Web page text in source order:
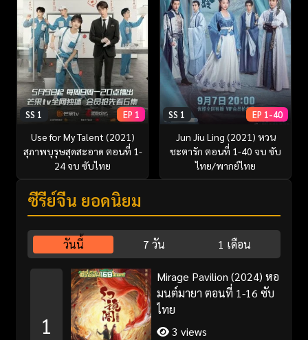
SS 1 EP 1
Use for My Talent (2021)
สุภาพบุรุษสุดสะอาด ตอนที่ 1-
24 จบ ซับไทย
SS 1 EP 1-40
Jun Jiu Ling (2021) หวน
ชะตารัก ตอนที่ 1-40 จบ ซับ
ไทย/พากย์ไทย
ซีรี่ย์จีน ยอดนิยม
วันนี้ 7 วัน 1 เดือน
1
Mirage Pavilion (2024) หอ
มนต์มายา ตอนที่ 1-16 ซับ
ไทย
3 views